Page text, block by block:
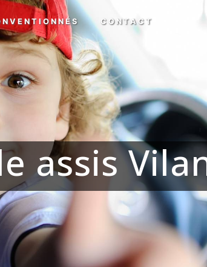
CONTACT
assis